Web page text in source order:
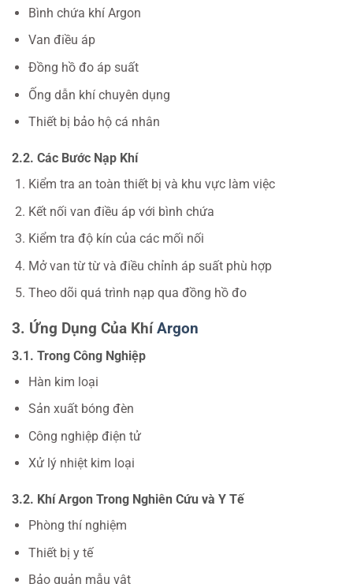
Bình chứa khí Argon
Van điều áp
Đồng hồ đo áp suất
Ống dẫn khí chuyên dụng
Thiết bị bảo hộ cá nhân
2.2. Các Bước Nạp Khí
Kiểm tra an toàn thiết bị và khu vực làm việc
Kết nối van điều áp với bình chứa
Kiểm tra độ kín của các mối nối
Mở van từ từ và điều chỉnh áp suất phù hợp
Theo dõi quá trình nạp qua đồng hồ đo
3. Ứng Dụng Của KhíArgon
3.1. Trong Công Nghiệp
Hàn kim loại
Sản xuất bóng đèn
Công nghiệp điện tử
Xử lý nhiệt kim loại
3.2. Khí Argon Trong Nghiên Cứu và Y Tế
Phòng thí nghiệm
Thiết bị y tế
Bảo quản mẫu vật